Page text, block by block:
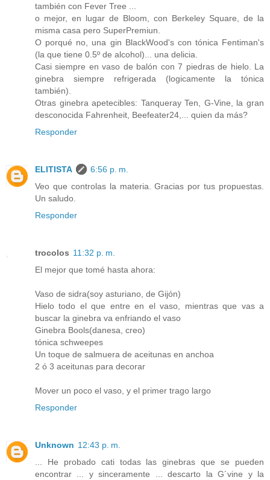
también con Fever Tree ...
o mejor, en lugar de Bloom, con Berkeley Square, de la
misma casa pero SuperPremiun.
O porqué no, una gin BlackWood's con tónica Fentiman's
(la que tiene 0.5º de alcohol)... una delicia.
Casi siempre en vaso de balón con 7 piedras de hielo. La
ginebra siempre refrigerada (logicamente la tónica
también).
Otras ginebra apetecibles: Tanqueray Ten, G-Vine, la gran
desconocida Fahrenheit, Beefeater24,... quien da más?
Responder
ELITISTA
6:56 p. m.
Veo que controlas la materia. Gracias por tus propuestas.
Un saludo.
Responder
trocolos 11:32 p. m.
El mejor que tomé hasta ahora:
Vaso de sidra(soy asturiano, de Gijón)
Hielo todo el que entre en el vaso, mientras que vas a
buscar la ginebra va enfriando el vaso
Ginebra Bools(danesa, creo)
tónica schweepes
Un toque de salmuera de aceitunas en anchoa
2 ó 3 aceitunas para decorar
Mover un poco el vaso, y el primer trago largo
Responder
Unknown 12:43 p. m.
... He probado cati todas las ginebras que se pueden
encontrar ... y sinceramente ... descarto la G´vine y la